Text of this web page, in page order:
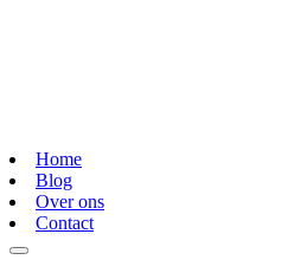
Home
Blog
Over ons
Contact